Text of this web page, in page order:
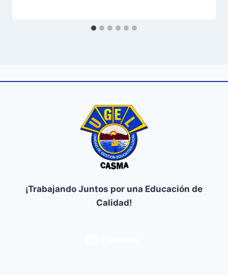
¡Trabajando Juntos por una Educación de
Calidad!